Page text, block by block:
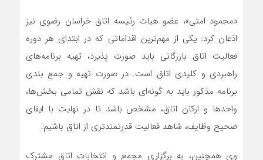
«محمود امتی»، عضو هیات رئیسه اتاق خراسان رضوی نیز
اذعان کرد: یکی از مهم‌ترین اقداماتی که در ابتدای هر دوره
فعالیت اتاق بازرگانی باید صورت پذیرد، تهیه برنامه‌های
راهبردی و کلیدی اتاق است. در صورت تهیه و جمع بندی
برنامه مذکور باید به گونه‌ای باشد که نقش تمامی بخش‌ها،
واحدها و ارکان اتاق، مشخص باشد تا در نهایت با ایفای
صحیح وظایف، شاهد فعالیت قدرتمندتری از اتاق باشیم.
وی همچنین، به برگزاری مجمع و انتخابات اتاق مشترک